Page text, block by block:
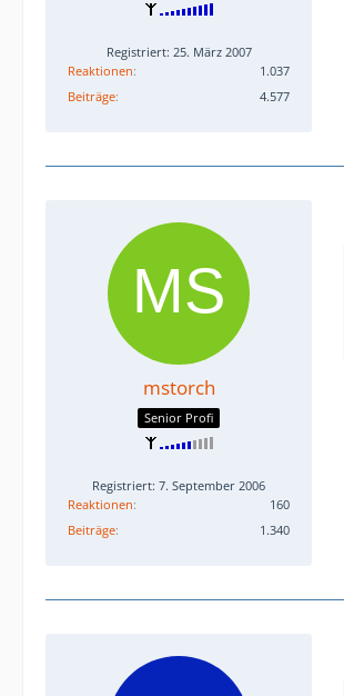
Registriert: 25. März 2007
Reaktionen
1.037
Beiträge
4.577
mstorch
Senior Profi
Registriert: 7. September 2006
Reaktionen
160
Beiträge
1.340